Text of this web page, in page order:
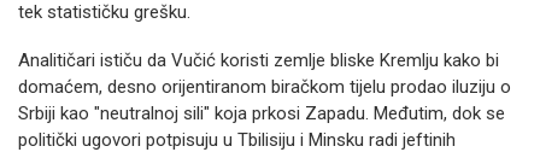
tek statističku grešku.
Analitičari ističu da Vučić koristi zemlje bliske Kremlju kako bi
domaćem, desno orijentiranom biračkom tijelu prodao iluziju o
Srbiji kao "neutralnoj sili" koja prkosi Zapadu. Međutim, dok se
politički ugovori potpisuju u Tbilisiju i Minsku radi jeftinih